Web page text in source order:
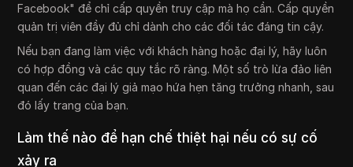
Facebook" để chỉ cấp quyền truy cập mà họ cần. Cấp quyền
quản trị viên đầy đủ chỉ dành cho các đối tác đáng tin cậy.
Nếu bạn đang làm việc với khách hàng hoặc đại lý, hãy luôn
có hợp đồng và các quy tắc rõ ràng. Một số trò lừa đảo liên
quan đến các đại lý giả mạo hứa hẹn tăng trưởng nhanh, sau
đó lấy trang của bạn.
Làm thế nào để hạn chế thiệt hại nếu có sự cố
xảy ra